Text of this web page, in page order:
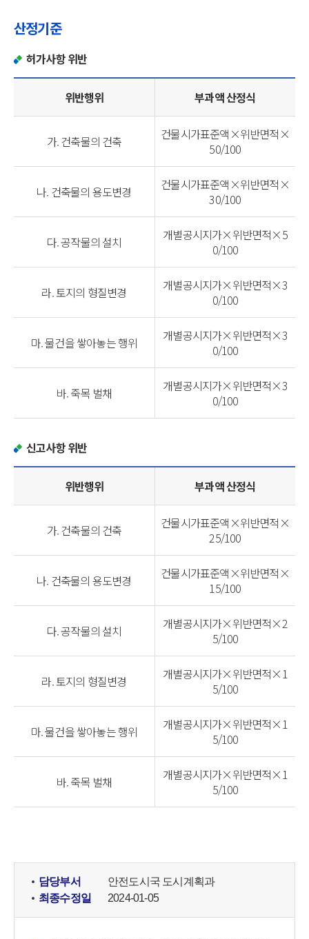
산정기준
허가사항 위반
위반행위 부과액 산정식
가. 건축물의 건축
건물시가표준액×위반면적×
50/100
나. 건축물의 용도변경
건물시가표준액×위반면적×
30/100
다. 공작물의 설치
개별공시지가×위반면적×5
0/100
라. 토지의 형질변경
개별공시지가×위반면적×3
0/100
마. 물건을 쌓아놓는 행위
개별공시지가×위반면적×3
0/100
바. 죽목 벌채
개별공시지가×위반면적×3
0/100
신고사항 위반
위반행위 부과액 산정식
가. 건축물의 건축
건물시가표준액×위반면적×
25/100
나. 건축물의 용도변경
건물시가표준액×위반면적×
15/100
다. 공작물의 설치
개별공시지가×위반면적×2
5/100
라. 토지의 형질변경
개별공시지가×위반면적×1
5/100
마. 물건을 쌓아놓는 행위
개별공시지가×위반면적×1
5/100
바. 죽목 벌채
개별공시지가×위반면적×1
5/100
담당부서
안전도시국 도시계획과
최종수정일
2024-01-05